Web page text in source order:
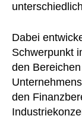
Dabei
Schwerpunkt
den
den